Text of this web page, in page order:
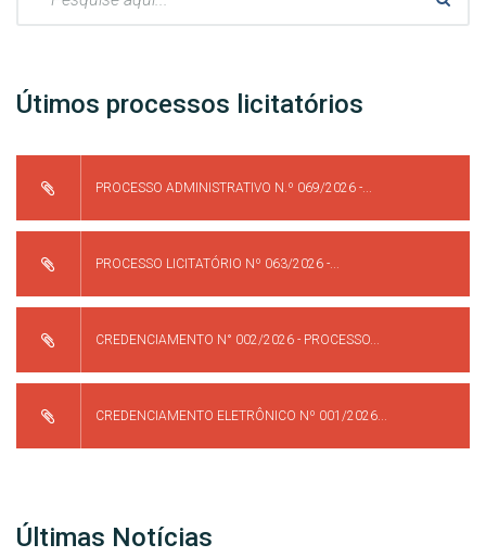
Útimos processos licitatórios
PROCESSO ADMINISTRATIVO N.º 069/2026 -...
PROCESSO LICITATÓRIO Nº 063/2026 -...
CREDENCIAMENTO N° 002/2026 - PROCESSO...
CREDENCIAMENTO ELETRÔNICO Nº 001/2026...
Últimas Notícias